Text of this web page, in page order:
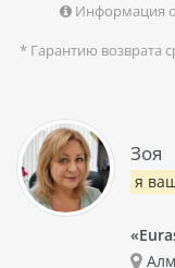
Информация
* Гарантию возврата
Зоя
я